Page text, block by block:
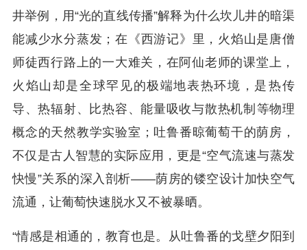
井举例，用“光的直线传播”解释为什么坎儿井的暗渠
能减少水分蒸发；在《西游记》里，火焰山是唐僧
师徒西行路上的一大难关，在阿仙老师的课堂上，‌
火焰山却是全球罕见的极端地表热环境，是‌热传
导、热辐射、比热容、能量吸收与散热机制‌等物理
概念的天然教学实验室；吐鲁番晾葡萄干的荫房，
不仅是古人智慧的实际应用，更是“空气流速与蒸发
快慢”关系的深入剖析——荫房的镂空设计加快空气
流通，让葡萄快速脱水又不被暴晒。
“情感是相通的，教育也是。从吐鲁番的戈壁夕阳到